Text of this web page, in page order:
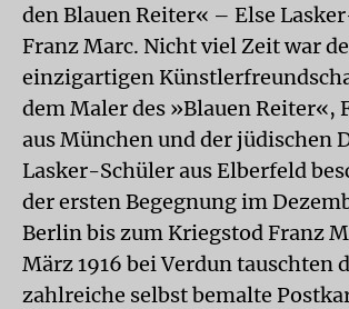
den Blauen Reiter« – Else
Franz Marc. Nicht viel Zeit war
einzigartigen
dem Maler des »Blauen Reiter«,
aus München und der jüdischen
Lasker-Schüler aus Elberfeld
der ersten Begegnung im
Berlin bis zum Kriegstod Franz
März 1916 bei Verdun tauschten
zahlreiche selbst bemalte